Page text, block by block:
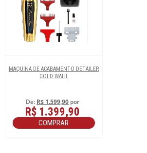
MAQUINA DE ACABAMENTO DETAILER
GOLD WAHL
De: R$ 1.599,90 por
R$ 1.399,90
COMPRAR